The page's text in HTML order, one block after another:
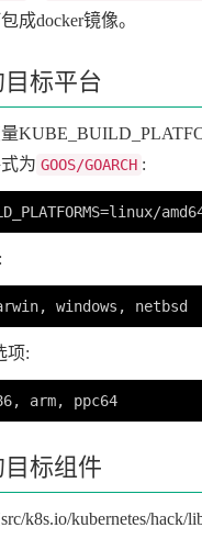
成docker镜像。
标平台
为 GOOS/GOARCH :
项:
标组件
k8s.io/kubernetes/hack/